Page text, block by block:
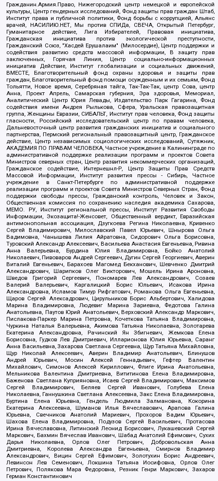
Гражданин.Армия.Право, Нижегородский центр немецкой и европейской
культуры, Центр гендерных исследований, Фонд защиты прав граждан Штаб,
Институт права и публичной политики, Фонд борьбы с коррупцией, Альянс
врачей, НАСИЛИЮ.НЕТ, Мы против СПИДа, СВЕЧА, Открытый Петербург,
Гуманитарное действие, Лига Избирателей, Правовая инициатива,
Гражданская инициатива против экологической преступности,
Гражданский Союз, "Хасдей Ерушалаим" (Милосердие), Центр поддержки и
содействия развитию средств массовой информации, В защиту прав
заключенных, Горячая Линия, Центр социально-информационных
инициатив Действие, Институт глобализации и социальных движений,
ВМЕСТЕ, Благотворительный фонд охраны здоровья и защиты прав
граждан, Благотворительный фонд помощи осужденным и их семьям, Фонд
Тольятти, Новое время, Серебряная тайга, Так-Так-Так, центр Сова, центр
Анна, Проект Апрель, Самарская губерния, Эра здоровья, Мемориал,
Аналитический Центр Юрия Левады, Издательство Парк Гагарина, Фонд
содействия имени Андрея Рылькова, Сфера, Уральская правозащитная
группа, Женщины Евразии, СИБАЛЬТ, Институт прав человека, Фонд защиты
гласности, Российский исследовательский центр по правам человека,
Дальневосточный центр развития гражданских инициатив и социального
партнерства, Пермский региональный правозащитный центр, Гражданское
действие, Центр независимых социологических исследований, Сутяжник,
АКАДЕМИЯ ПО ПРАВАМ ЧЕЛОВЕКА, Частное учреждение в Калининграде по
административной поддержке реализации программ и проектов Совета
Министров северных стран, Центр развития некоммерческих организаций,
Гражданское содействие, Интернешнл-Р, Центр Защиты Прав Средств
Массовой Информации, Институт развития прессы - Сибирь, Частное
учреждение в Санкт-Петербурге по административной поддержке
реализации программ и проектов Совета Министров Северных Стран, Фонд
поддержки свободы прессы, Гражданский контроль, Человек и Закон,
Общественная комиссия по сохранению наследия академика Сахарова,
МЕМО. РУ, Институт региональной прессы, Институт Развития Свободы
Информации, Экозащита!-Женсовет, Общественный вердикт, Евразийская
антимонопольная ассоциация, Дзугкоева Регина Николаевна, Кривенко
Сергей Владимирович, Милославский Павел Юрьевич, Шнырова Ольга
Вадимовна, Чанышева Лилия Айратовна, Сидорович Ольга Борисовна,
Туровский Александр Алексеевич, Васильева Анастасия Евгеньевна, Ривина
Анна Валерьевна, Бурдина Юлия Владимировна, Бойко Анатолий
Николаевич, Пивоваров Андрей Сергеевич, Дугин Сергей Георгиевич, Аверин
Виталий Евгеньевич, Барахоев Магомед Бекханович, Шевченко Дмитрий
Александрович, Шарипков Олег Викторович, Мошель Ирина Ароновна,
Шведов Григорий Сергеевич, Пономарев Лев Александрович, Созаев
Валерий Валерьевич, Каргалицкий Борис Юльевич, Исакова Ирина
Александровна, Исламов Тимур Рифгатович, Романова Ольга Евгеньевна,
Щаров Сергей Алексадрович, Цирульников Борис Альбертович, Халидова
Марина Владимировна, Людевиг Марина Зариевна, Федотова Галина
Анатольевна, Паутов Юрий Анатольевич, Верховский Александр Маркович,
Пислакова-Паркер Марина Петровна, Кочеткова Татьяна Владимировна,
Чуркина Наталья Валерьевна, Акимова Татьяна Николаевна, Золотарева
Екатерина Александровна, Рачинский Ян Збигневич, Жемкова Елена
Борисовна, Гудков Лев Дмитриевич, Илларионова Юлия Юрьевна, Саранг
Анна Васильевна, Захарова Светлана Сергеевна, Щур Татьяна Михайловна,
Щур Николай Алексеевич, Аверин Владимир Анатольевич, Блинушов
Андрей Юрьевич, Мосин Алексей Геннадьевич, Гефтер Валентин
Михайлович, Симонов Алексей Кириллович, Флиге Ирина Анатольевна,
Мельникова Валентина Дмитриевна, Вититинова Елена Владимировна,
Баженова Светлана Куприяновна, Исаев Сергей Владимирович, Максимов
Сергей Владимирович, Беляев Сергей Иванович, Голубева Елена
Николаевна, Ганнушкина Светлана Алексеевна, Закс Елена Владимировна,
Буртина Елена Юрьевна, Гендель Людмила Залмановна, Кокорина
Екатерина Алексеевна, Шуманов Илья Вячеславович, Арапова Галина
Юрьевна, Свечников Анатолий Мариевич, Прохоров Вадим Юрьевич,
Шахова Елена Владимировна, Подузов Сергей Васильевич, Протасова
Ирина Вячеславовна, Литинский Леонид Борисович, Лукашевский Сергей
Маркович, Бахмин Вячеслав Иванович, Шабад Анатолий Ефимович, Сухих
Дарья Николаевна, Орлов Олег Петрович, Добровольская Анна
Дмитриевна, Королева Александра Евгеньевна, Смирнов Владимир
Александрович, Вицин Сергей Ефимович, Золотухин Борис Андреевич,
Левинсон Лев Семенович, Локшина Татьяна Иосифовна, Орлов Олег
Петрович, Полякова Мара Федоровна, Резник Генри Маркович, Захаров
Герман Константинович